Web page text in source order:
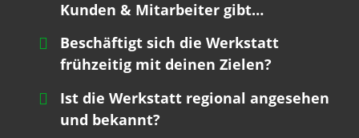
Kunden & Mitarbeiter gibt…
Beschäftigt sich die Werkstatt
frühzeitig mit deinen Zielen?
Ist die Werkstatt regional angesehen
und bekannt?